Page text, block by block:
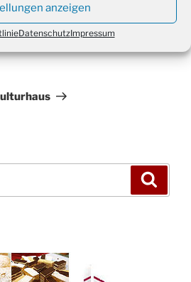
anzeigen
DatenschutzImpressum